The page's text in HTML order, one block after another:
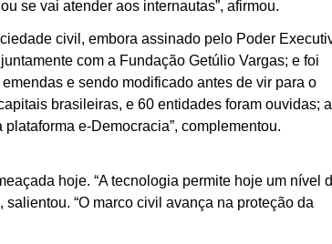
se vai atender aos internautas”, afirmou.
civil, embora assinado pelo Poder
com a Fundação Getúlio Vargas; e foi
e sendo modificado antes de vir para o
brasileiras, e 60 entidades foram ouvidas;
e-Democracia”, complementou.
hoje. “A tecnologia permite hoje um nível
“O marco civil avança na proteção da